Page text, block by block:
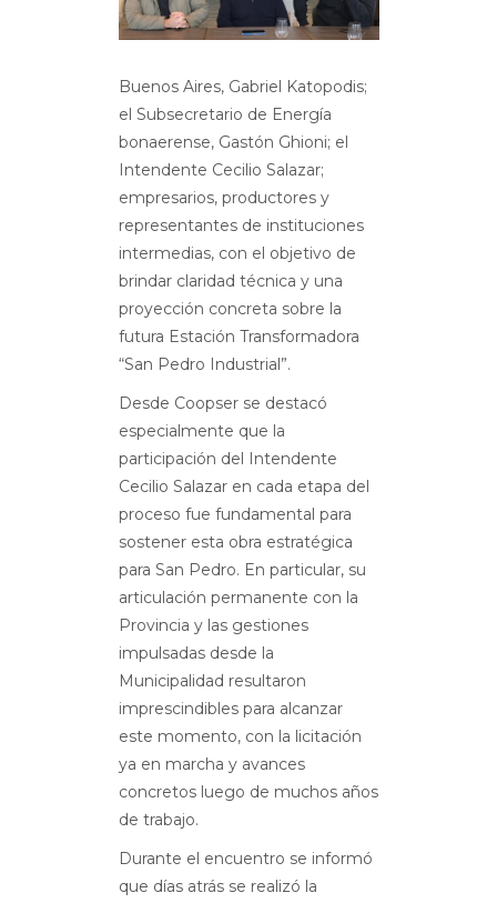
Buenos Aires, Gabriel Katopodis;
el Subsecretario de Energía
bonaerense, Gastón Ghioni; el
Intendente Cecilio Salazar;
empresarios, productores y
representantes de instituciones
intermedias, con el objetivo de
brindar claridad técnica y una
proyección concreta sobre la
futura Estación Transformadora
“San Pedro Industrial”.
Desde Coopser se destacó
especialmente que la
participación del Intendente
Cecilio Salazar en cada etapa del
proceso fue fundamental para
sostener esta obra estratégica
para San Pedro. En particular, su
articulación permanente con la
Provincia y las gestiones
impulsadas desde la
Municipalidad resultaron
imprescindibles para alcanzar
este momento, con la licitación
ya en marcha y avances
concretos luego de muchos años
de trabajo.
Durante el encuentro se informó
que días atrás se realizó la